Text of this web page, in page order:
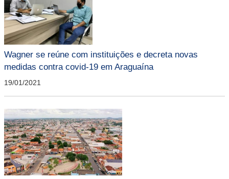
Wagner se reúne com instituições e decreta novas
medidas contra covid-19 em Araguaína
19/01/2021